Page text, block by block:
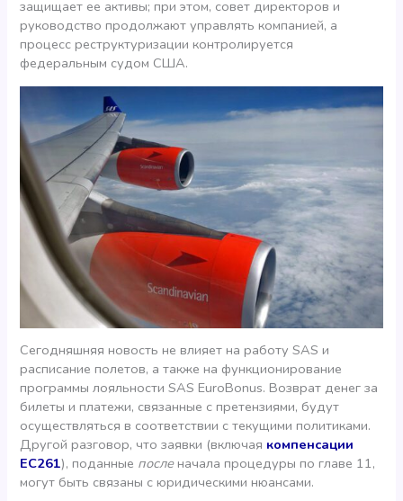
защищает ее активы; при этом, совет директоров и
руководство продолжают управлять компанией, а
процесс реструктуризации контролируется
федеральным судом США.
Сегодняшняя новость не влияет на работу SAS и
расписание полетов, а также на функционирование
программы лояльности SAS EuroBonus. Возврат денег за
билеты и платежи, связанные с претензиями, будут
осуществляться в соответствии с текущими политиками.
Другой разговор, что заявки (включая компенсации
ЕС261), поданные посленачала процедуры по главе 11,
могут быть связаны с юридическими нюансами.